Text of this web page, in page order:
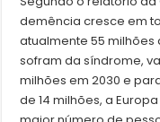
demência cresce em
atualmente 55 milhões
sofram da síndrome,
milhões em 2030 e
de 14 milhões, a